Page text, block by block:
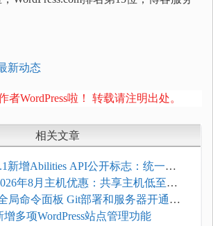
新动态
者WordPress啦！ 转载请注明出处。
相关文章
新增Abilities API公开标志：统一支
、MCP与AI代理
年8月主机优惠：共享主机低至
性能主机同步折扣
局命令面板 Git部署和服务器开通更
增多项WordPress站点管理功能